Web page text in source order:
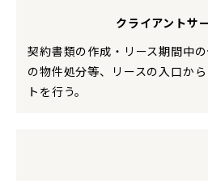
クライアントサ
契約書類の作成・リース期間中
の物件処分等、リースの入口か
トを行う。